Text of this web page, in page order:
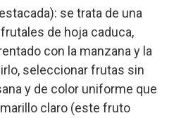
se trata de una
de hoja caduca,
con la manzana y la
seleccionar frutas sin
y de color uniforme que
claro (este fruto